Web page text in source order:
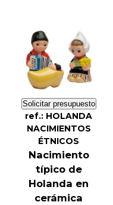
Solicitar presupuesto
ref.: HOLANDA
NACIMIENTOS
ÉTNICOS
Nacimiento
típico de
Holanda en
cerámica